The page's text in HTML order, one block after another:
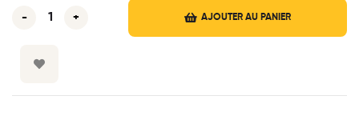
- + AJOUTER AU PANIER